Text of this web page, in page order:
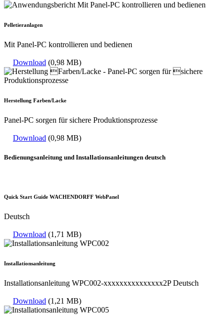
Pelletieranlagen
Mit Panel-PC kontrollieren und bedienen
Download (0,98 MB)
Herstellung Farben/Lacke
Panel-PC sorgen für sichere Produktionsprozesse
Download (0,98 MB)
Bedienungsanleitung und Installationsanleitungen deutsch
Quick Start Guide WACHENDORFF WebPanel
Deutsch
Download (1,71 MB)
Installationsanleitung
Installationsanleitung WPC002-xxxxxxxxxxxxxxx2P Deutsch
Download (1,21 MB)